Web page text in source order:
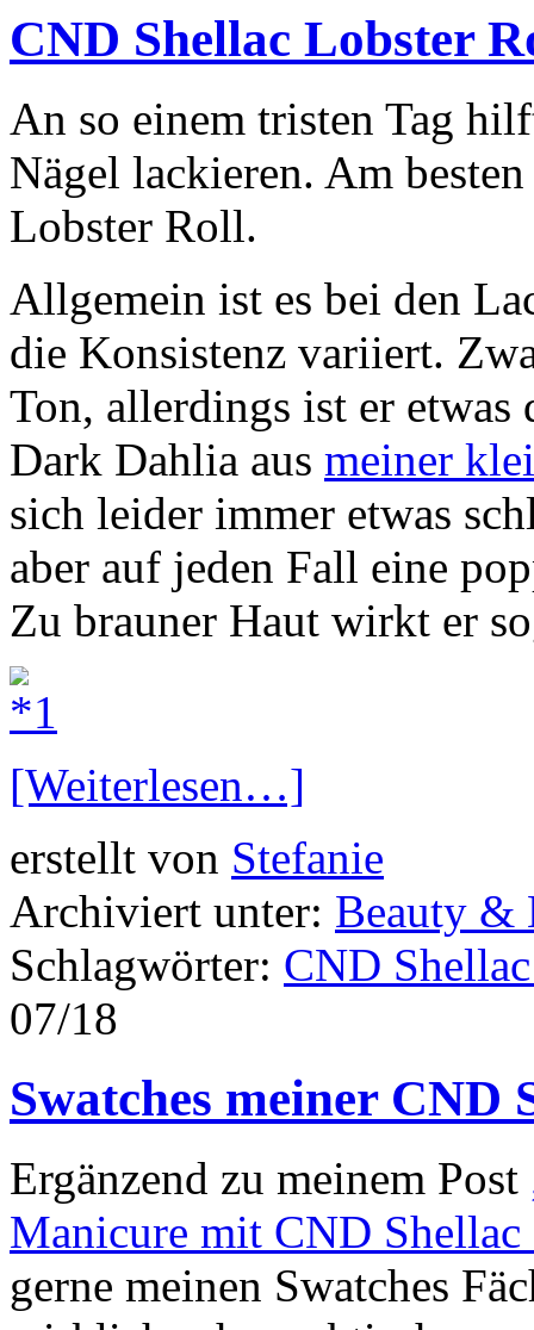
CND Shellac Lobster
An so einem tristen Tag
Nägel lackieren. Am
Lobster Roll.
Allgemein ist es bei den
die Konsistenz variiert.
Ton, allerdings ist er etwas
Dark Dahlia aus meiner
sich leider immer etwas
aber auf jeden Fall eine
Zu brauner Haut wirkt er
[Weiterlesen…]
erstellt von Stefanie
Archiviert unter: Beauty &
Schlagwörter: CND
07/18
Swatches meiner CND
Ergänzend zu meinem Post
Manicure mit CND Shellac
gerne meinen Swatches